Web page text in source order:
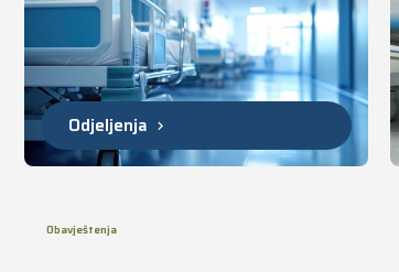
Odjeljenja
Obavještenja